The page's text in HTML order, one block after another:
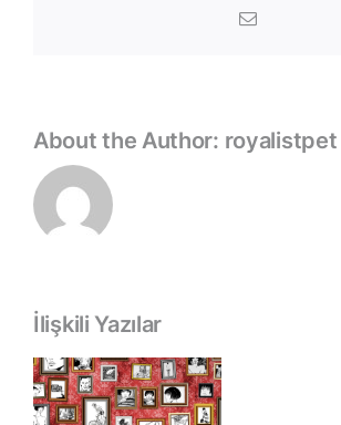
E-
About the Author: royalistpet
İlişkili Yazılar